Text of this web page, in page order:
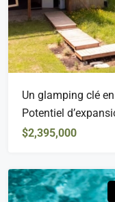
Un glamping clé
Potentiel
$2,395,000